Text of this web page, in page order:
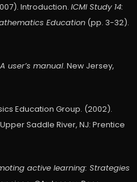
Introduction. ICMI Study 14:
Education(pp. 3-32).
A user’s manual. New Jersey,
Education Group. (2002).
Saddle River, NJ: Prentice
active learning: Strategies